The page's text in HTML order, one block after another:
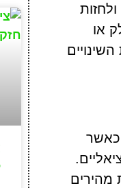
או
כאשר
מהירים